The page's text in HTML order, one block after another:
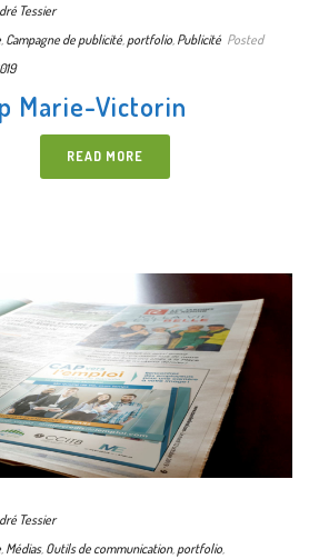
Tessier
Campagne de publicité portfolio Publicité Posted
Marie-Victorin
READ MORE
Tessier
, Médias, Outils de communication,portfolio,